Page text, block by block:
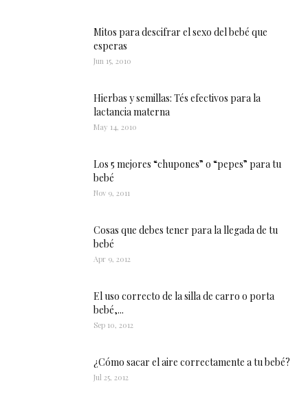
Mitos para descifrar el sexo del bebé que
esperas
Jun 15, 2010
Hierbas y semillas: Tés efectivos para la
lactancia materna
May 14, 2010
Los 5 mejores “chupones” o “pepes” para tu
bebé
Nov 9, 2011
Cosas que debes tener para la llegada de tu
bebé
Apr 9, 2012
El uso correcto de la silla de carro o porta
bebé,...
Sep 10, 2012
¿Cómo sacar el aire correctamente a tu bebé?
Jul 25, 2012